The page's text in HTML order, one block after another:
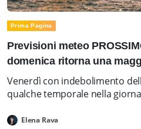
Prima Pagina
Previsioni meteo
domenica ritorna una
Venerdì con indebolimento
qualche temporale nella
Elena Rava